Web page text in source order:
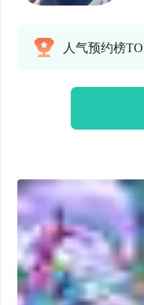
人气预约榜